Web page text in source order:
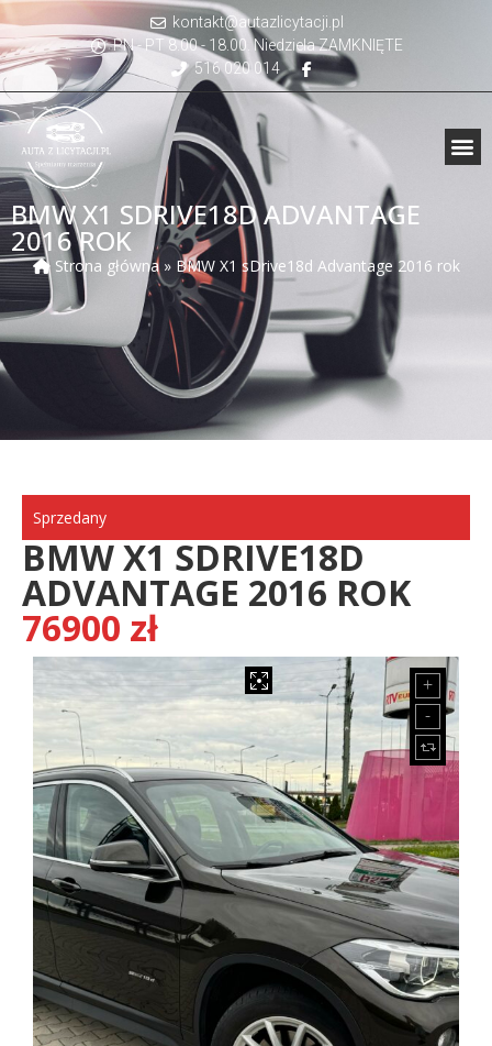
kontakt@autazlicytacji.pl
PN - PT 8.00 - 18.00. Niedziela ZAMKNIĘTE
516 020 014
BMW X1 SDRIVE18D ADVANTAGE
2016 ROK
Strona główna» BMW X1 sDrive18d Advantage 2016 rok
Sprzedany
BMW X1 SDRIVE18D
ADVANTAGE 2016 ROK
76900 zł